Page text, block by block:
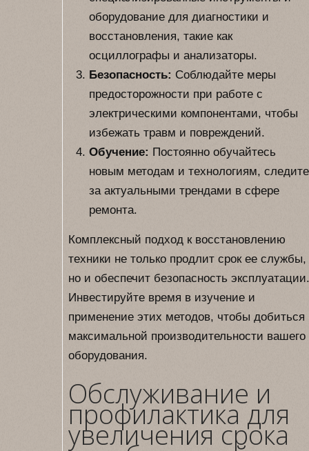
оборудование для диагностики и
восстановления, такие как
осциллографы и анализаторы.
Безопасность: Соблюдайте меры
предосторожности при работе с
электрическими компонентами, чтобы
избежать травм и повреждений.
Обучение: Постоянно обучайтесь
новым методам и технологиям, следите
за актуальными трендами в сфере
ремонта.
Комплексный подход к восстановлению
техники не только продлит срок ее службы,
но и обеспечит безопасность эксплуатации.
Инвестируйте время в изучение и
применение этих методов, чтобы добиться
максимальной производительности вашего
оборудования.
Обслуживание и
профилактика для
увеличения срока